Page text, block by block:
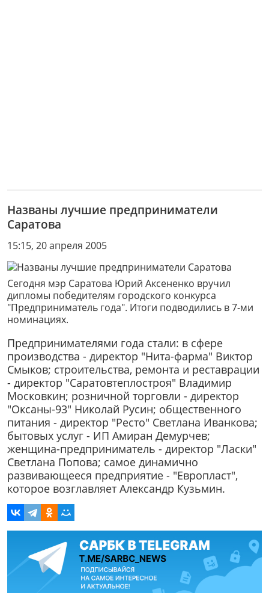
Названы лучшие предприниматели
Саратова
15:15, 20 апреля 2005
Сегодня мэр Саратова Юрий Аксененко вручил
дипломы победителям городского конкурса
"Предприниматель года". Итоги подводились в 7-ми
номинациях.
Предпринимателями года стали: в сфере
производства - директор "Нита-фарма" Виктор
Смыков; строительства, ремонта и реставрации
- директор "Саратовтеплостроя" Владимир
Московкин; розничной торговли - директор
"Оксаны-93" Николай Русин; общественного
питания - директор "Ресто" Светлана Иванкова;
бытовых услуг - ИП Амиран Демурчев;
женщина-предприниматель - директор "Ласки"
Светлана Попова; самое динамично
развивающееся предприятие - "Европласт",
которое возглавляет Александр Кузьмин.